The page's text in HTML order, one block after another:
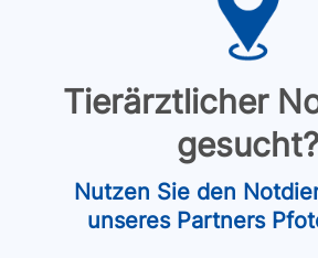
Tierärztlicher
gesucht?
Nutzen Sie den
unseres Partners